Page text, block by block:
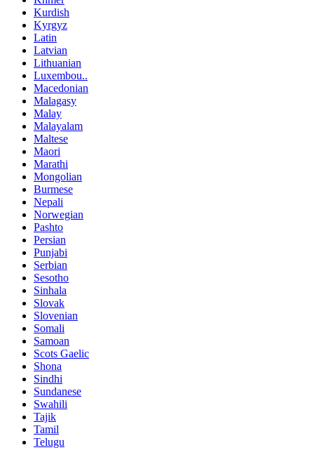
Kurdish
Kyrgyz
Latin
Latvian
Lithuanian
Luxembou..
Macedonian
Malagasy
Malay
Malayalam
Maltese
Maori
Marathi
Mongolian
Burmese
Nepali
Norwegian
Pashto
Persian
Punjabi
Serbian
Sesotho
Sinhala
Slovak
Slovenian
Somali
Samoan
Scots Gaelic
Shona
Sindhi
Sundanese
Swahili
Tajik
Tamil
Telugu